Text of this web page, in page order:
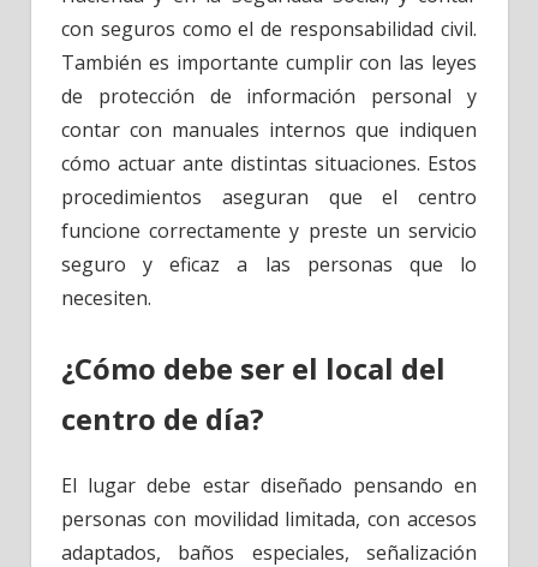
con seguros como el de responsabilidad civil.
También es importante cumplir con las leyes
de protección de información personal y
contar con manuales internos que indiquen
cómo actuar ante distintas situaciones. Estos
procedimientos aseguran que el centro
funcione correctamente y preste un servicio
seguro y eficaz a las personas que lo
necesiten.
¿Cómo debe ser el local del
centro de día?
El lugar debe estar diseñado pensando en
personas con movilidad limitada, con accesos
adaptados, baños especiales, señalización